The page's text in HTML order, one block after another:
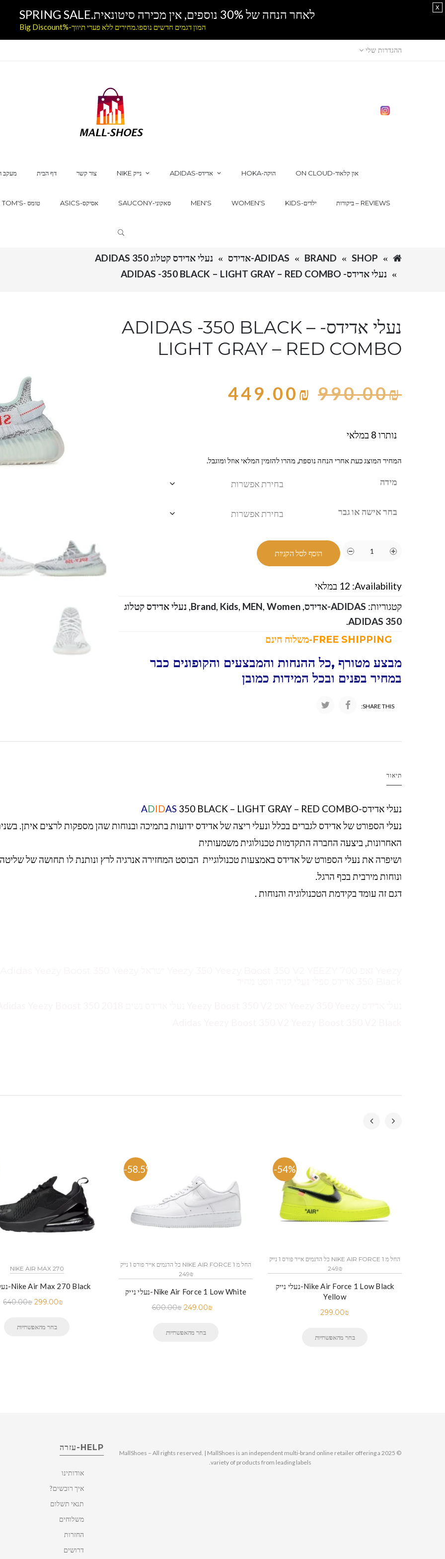
ההגדרות שלי
מעקב דף הבית צור קשר NIKE נייק ADIDAS-אדידס HOKA-הוקה ON CLOUD-און קלאוד
TOM'S- טומס ASICS-אסיקס SAUCONY-סאקוני MEN'S WOMEN'S KIDS-ילדים ביקורות – REVIEWS
SHOP
BRAND ADIDAS-אדידס
נעלי אדידס קטלוג ADIDAS 350
נעלי אדידס- ADIDAS -350 BLACK – LIGHT GRAY – RED COMBO
נעלי אדידס- ADIDAS -350 BLACK –
LIGHT GRAY – RED COMBO
990.00₪
449.00₪
נותרו 8 במלאי
המחיר המוצג כעת אחרי הנחה נוספת, מהרו להזמין המלאי אוזל ומוגבל.
מידה
בחר אישה או גבר
הוסף לסל הקניות
Availability: 12 במלאי
קטגוריות: ADIDAS-אדידס ,
Brand, Kids, MEN, Women
, נעלי אדידס קטלוג
ADIDAS 350
.
מבצע מטורף ,כל ההנחות והמבצעים והקופונים כבר
במחיר בפנים ובכל המידות כמובן
SHARE THIS:
תיאור
נעלי אדידס- ADIDAS 350 BLACK – LIGHT GRAY – RED COMBO
נעלי הספורט של אדידס לגברים בכלל ונעלי ריצה של אדידס ידועות בתמיכה ובנוחות שהן מספקות לרצים איתן.
האחרונות, ביצעה החברה התקדמות טכנולוגית משמעותית
ושיפרה את נעלי הספורט של אדידס באמצעות טכנולוגיית הבוסט המחזירה אנרגיה לרץ ונותנת לו תחושה של שליטה
ונוחות מירבית בכף הרגל.
דגם זה עומד בקידמת הטכנולוגיה והנוחות .
NIKE AIR MAX 270
נעלי נייק-Nike Air Max 270 Black
640.00₪ 299.00₪
בחר מהאפשרויות
-58.5%
כל הדגמים אייר פורס 1 נייק NIKE AIR FORCE 1 החל מ
249₪
נעלי נייק-Nike Air Force 1 Low White
600.00₪ 249.00₪
בחר מהאפשרויות
-54%
כל הדגמים אייר פורס 1 נייק NIKE AIR FORCE 1 החל מ
249₪
נעלי נייק-Nike Air Force 1 Low Black
Yellow
299.00₪
בחר מהאפשרויות
HELP-עזרה
אודותינו
איך רוכשים?
תנאי תשלום
משלוחים
החזרות
דרושים
© 2025 MallShoes – All rights reserved. | MallShoes is an independent multi-brand online retailer offering a
variety of products from leading labels.
לאחר הנחה של 30% נוספים, אין מכירה סיטונאית.SPRING SALE
המון דגמים חדשים נוספו.מחירים ללא פערי תיווך-%Big Discount
x